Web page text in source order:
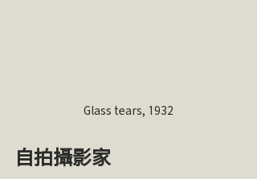
Glass tears, 1932
自拍攝影家